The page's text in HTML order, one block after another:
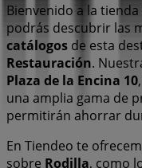
Bienvenido a la tienda
podrás descubrir las
catálogos de esta
Restauración.
Plaza de la Encina 10,
una amplia gama de
permitirán ahorrar
En Tiendeo te
sobre Rodilla, como